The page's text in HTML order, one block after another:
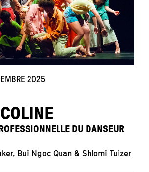
2025
DU DANSEUR
Bui Ngoc Quan & Shlomi Tuizer